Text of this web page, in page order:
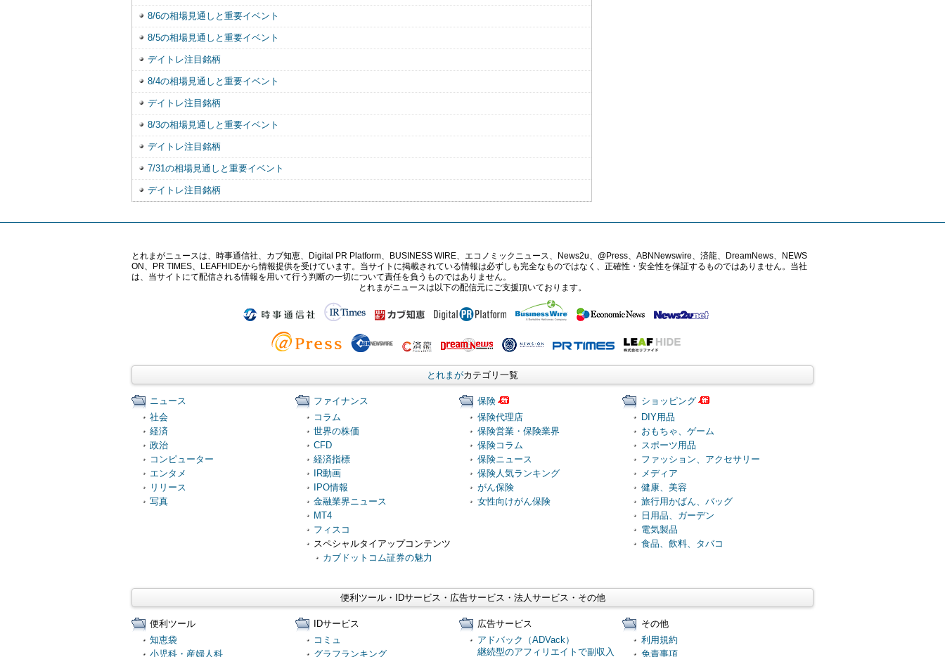
8/6の相場見通しと重要イベント
8/5の相場見通しと重要イベント
デイトレ注目銘柄
8/4の相場見通しと重要イベント
デイトレ注目銘柄
8/3の相場見通しと重要イベント
デイトレ注目銘柄
7/31の相場見通しと重要イベント
デイトレ注目銘柄
とれまがニュースは、時事通信社、カブ知恵、Digital PR Platform、BUSINESS WIRE、エコノミックニュース、News2u、@Press、ABNNewswire、済龍、DreamNews、NEWS
ON、PR TIMES、LEAFHIDEから情報提供を受けています。当サイトに掲載されている情報は必ずしも完全なものではなく、正確性・安全性を保証するものではありません。当社
は、当サイトにて配信される情報を用いて行う判断の一切について責任を負うものではありません。
とれまがニュースは以下の配信元にご支援頂いております。
とれまがカテゴリ一覧
ニュース
社会
経済
政治
コンピューター
エンタメ
リリース
写真
ファイナンス
コラム
世界の株価
CFD
経済指標
IR動画
IPO情報
金融業界ニュース
MT4
フィスコ
スペシャルタイアップコンテンツ
カブドットコム証券の魅力
保険
保険代理店
保険営業・保険業界
保険コラム
保険ニュース
保険人気ランキング
がん保険
女性向けがん保険
ショッピング
DIY用品
おもちゃ、ゲーム
スポーツ用品
ファッション、アクセサリー
メディア
健康、美容
旅行用かばん、バッグ
日用品、ガーデン
電気製品
食品、飲料、タバコ
便利ツール・IDサービス・広告サービス・法人サービス・その他
便利ツール
知恵袋
小児科・産婦人科
IDサービス
コミュ
グラフランキング
広告サービス
アドバック（ADVack）
継続型のアフィリエイトで副収入
その他
利用規約
免責事項